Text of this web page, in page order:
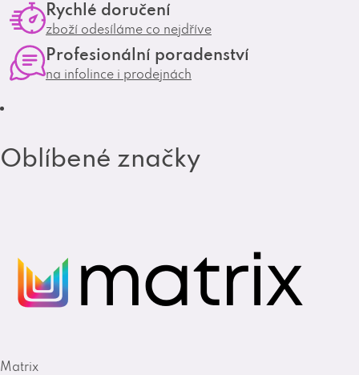
g
a
m
o
o
k
Rychlé doručení
zboží odesíláme co nejdříve
Profesionální poradenství
na infolince i prodejnách
Oblíbené značky
Matrix